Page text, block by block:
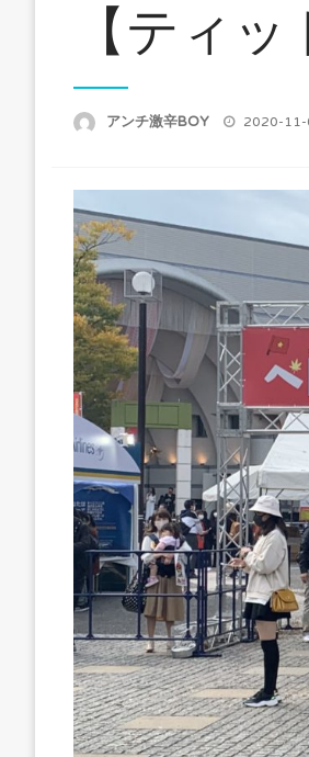
【ティ
アンチ激辛BOY
投
2020-11-